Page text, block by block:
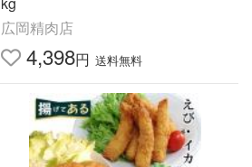
広岡精肉店
4,398円 送料無料